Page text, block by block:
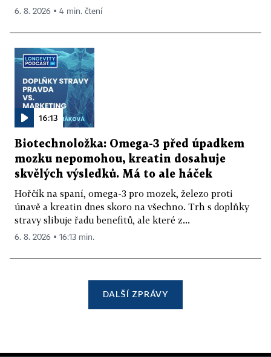
6. 8. 2026 ▪ 4 min. čtení
16:13
Biotechnoložka: Omega-3 před úpadkem
mozku nepomohou, kreatin dosahuje
skvělých výsledků. Má to ale háček
Hořčík na spaní, omega-3 pro mozek, železo proti
únavě a kreatin dnes skoro na všechno. Trh s doplňky
stravy slibuje řadu benefitů, ale které z...
6. 8. 2026 ▪ 16:13 min.
DALŠÍ ZPRÁVY